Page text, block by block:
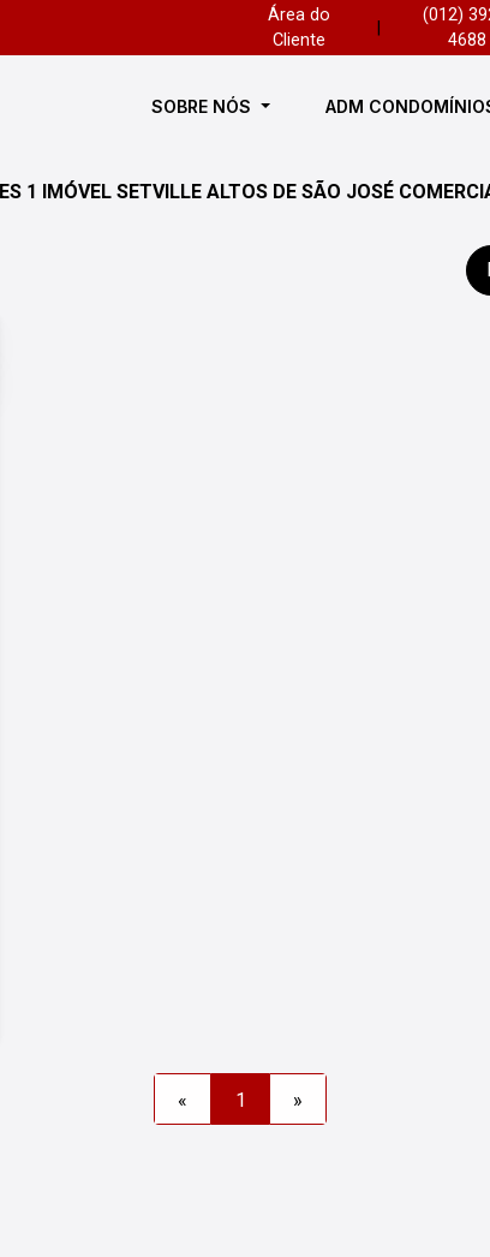
Área do
Cliente
(012)
4688
SOBRE NÓS ADM
1 IMÓVEL SETVILLE ALTOS DE SÃO JOSÉ
« 1 »